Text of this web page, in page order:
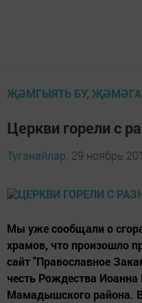
ҖӘМГЫЯТЬ БУ,
Церкви горели с
Туганайлар, 29 ноябрь
Мы уже сообщали о
храмов, что произошло
сайт "Православное
честь Рождества Иоанна
Мамадышского района.